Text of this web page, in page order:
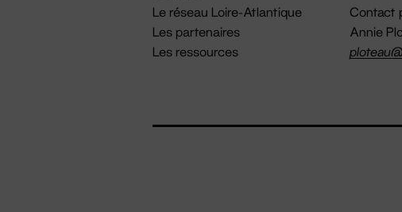
Le réseau Loire-Atlantique
Les partenaires
Les ressources
Contact
Annie